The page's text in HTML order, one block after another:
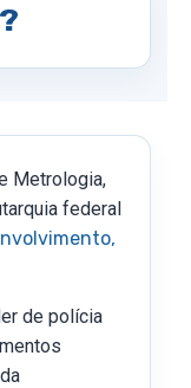
Metrologia,
federal
de polícia